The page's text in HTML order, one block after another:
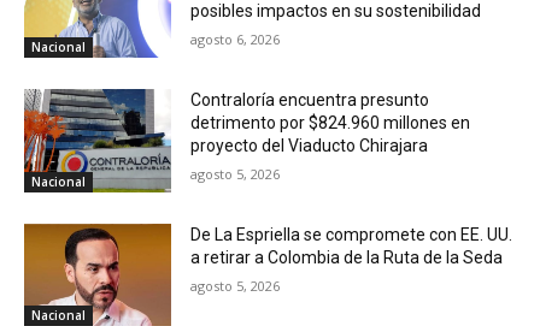
Nacional
posibles impactos en su sostenibilidad
agosto 6, 2026
Nacional
Contraloría encuentra presunto
detrimento por $824.960 millones en
proyecto del Viaducto Chirajara
agosto 5, 2026
Nacional
De La Espriella se compromete con EE. UU.
a retirar a Colombia de la Ruta de la Seda
agosto 5, 2026